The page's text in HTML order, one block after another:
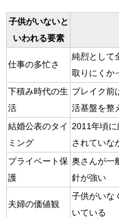
子供がいないと
いわれる要素
仕事の多忙さ
純烈として
取りにくか
下積み時代の生
活
ブレイク前
活基盤を整
結婚公表のタイ
ミング
2011年頃
されていな
プライベート保
護
奥さんが一
針が強い
夫婦の価値観
子供がいな
いている